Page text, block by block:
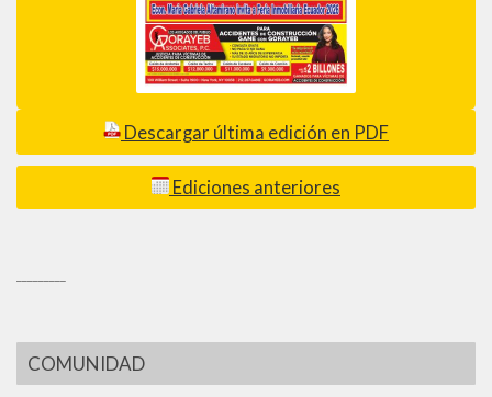
Descargar última edición en PDF
Ediciones anteriores
COMUNIDAD